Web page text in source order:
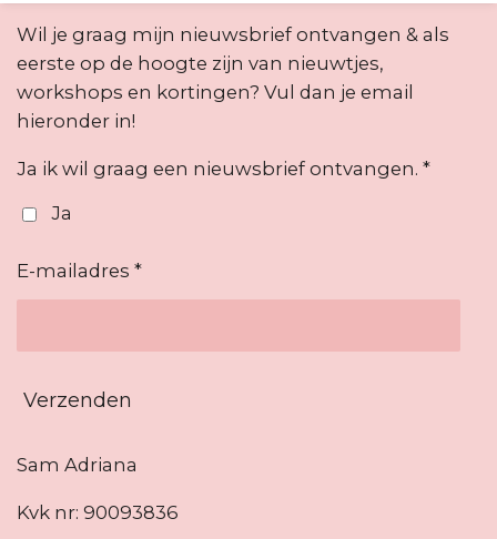
Wil je graag mijn nieuwsbrief ontvangen & als
eerste op de hoogte zijn van nieuwtjes,
workshops en kortingen? Vul dan je email
hieronder in!
Ja ik wil graag een nieuwsbrief ontvangen. *
Ja
E-mailadres *
Verzenden
Sam Adriana
Kvk nr: 90093836